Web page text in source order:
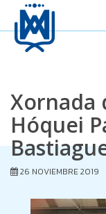
Xornada
Hóquei
26 NOVIEMBRE 2019